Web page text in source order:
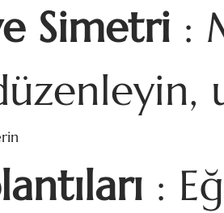
Simetri :
: